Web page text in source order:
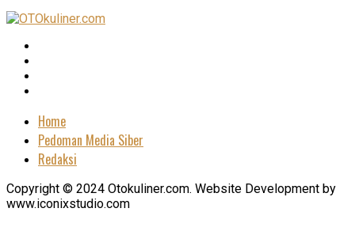
Home
Pedoman Media Siber
Redaksi
Copyright © 2024 Otokuliner.com. Website Development by
www.iconixstudio.com